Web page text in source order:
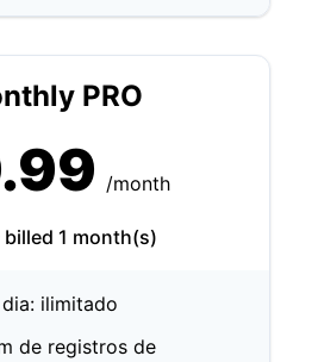
PRO
/month
1 month(s)
ilimitado
de registros de